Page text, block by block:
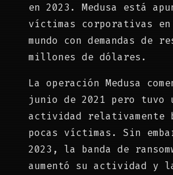
en 2023. Medusa está
víctimas corporativas
mundo con demandas de
millones de dólares.
La operación Medusa
junio de 2021 pero tuvo
actividad relativamente
pocas víctimas. Sin
2023, la banda de
aumentó su actividad y